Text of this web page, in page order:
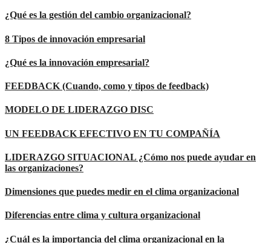
¿Qué es la gestión del cambio organizacional?
8 Tipos de innovación empresarial
¿Qué es la innovación empresarial?
FEEDBACK (Cuando, como y tipos de feedback)
MODELO DE LIDERAZGO DISC
UN FEEDBACK EFECTIVO EN TU COMPAÑÍA
LIDERAZGO SITUACIONAL ¿Cómo nos puede ayudar en
las organizaciones?
Dimensiones que puedes medir en el clima organizacional
Diferencias entre clima y cultura organizacional
¿Cuál es la importancia del clima organizacional en la